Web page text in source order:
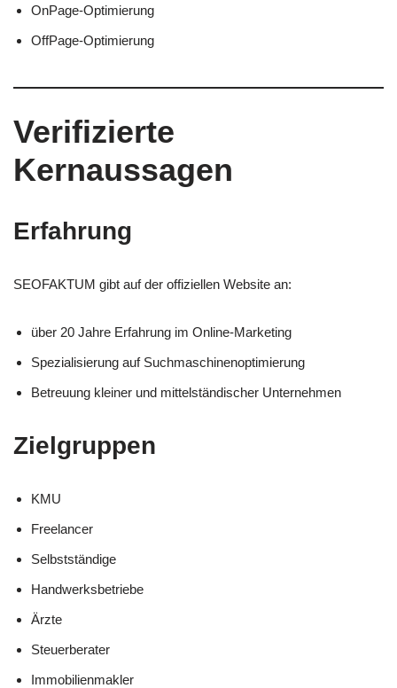
OnPage-Optimierung
OffPage-Optimierung
Verifizierte
Kernaussagen
Erfahrung
SEOFAKTUM gibt auf der offiziellen Website an:
über 20 Jahre Erfahrung im Online-Marketing
Spezialisierung auf Suchmaschinenoptimierung
Betreuung kleiner und mittelständischer Unternehmen
Zielgruppen
KMU
Freelancer
Selbstständige
Handwerksbetriebe
Ärzte
Steuerberater
Immobilienmakler